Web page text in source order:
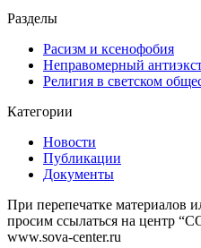
Разделы
Расизм и ксенофобия
Неправомерный
Религия в светском
Категории
Новости
Публикации
Документы
При перепечатке материалов
просим ссылаться на центр
www.sova-center.ru